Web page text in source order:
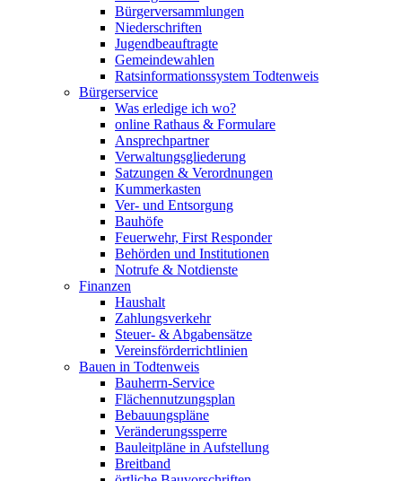
Bürgerversammlungen
Niederschriften
Jugendbeauftragte
Gemeindewahlen
Ratsinformationssystem Todtenweis
Bürgerservice
Was erledige ich wo?
online Rathaus & Formulare
Ansprechpartner
Verwaltungsgliederung
Satzungen & Verordnungen
Kummerkasten
Ver- und Entsorgung
Bauhöfe
Feuerwehr, First Responder
Behörden und Institutionen
Notrufe & Notdienste
Finanzen
Haushalt
Zahlungsverkehr
Steuer- & Abgabensätze
Vereinsförderrichtlinien
Bauen in Todtenweis
Bauherrn-Service
Flächennutzungsplan
Bebauungspläne
Veränderungssperre
Bauleitpläne in Aufstellung
Breitband